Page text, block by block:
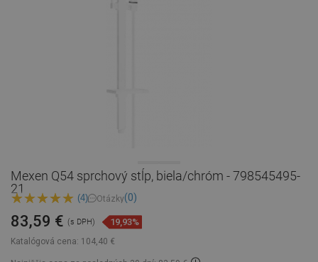
Mexen Q54 sprchový stĺp, biela/chróm - 798545495-
21
(4) Otázky(0)
Katalógová cena: 104,40 €
83,59 € (s DPH) 19,93%